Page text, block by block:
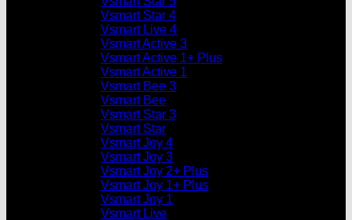
Vsmart Star 4
Vsmart Live 4
Vsmart Active 3
Vsmart Active 1+ Plus
Vsmart Active 1
Vsmart Bee 3
Vsmart Bee
Vsmart Star 3
Vsmart Star
Vsmart Joy 4
Vsmart Joy 3
Vsmart Joy 2+ Plus
Vsmart Joy 1+ Plus
Vsmart Joy 1
Vsmart Live